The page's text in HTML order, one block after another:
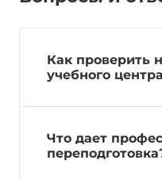
Как проверить
учебного
Что дает